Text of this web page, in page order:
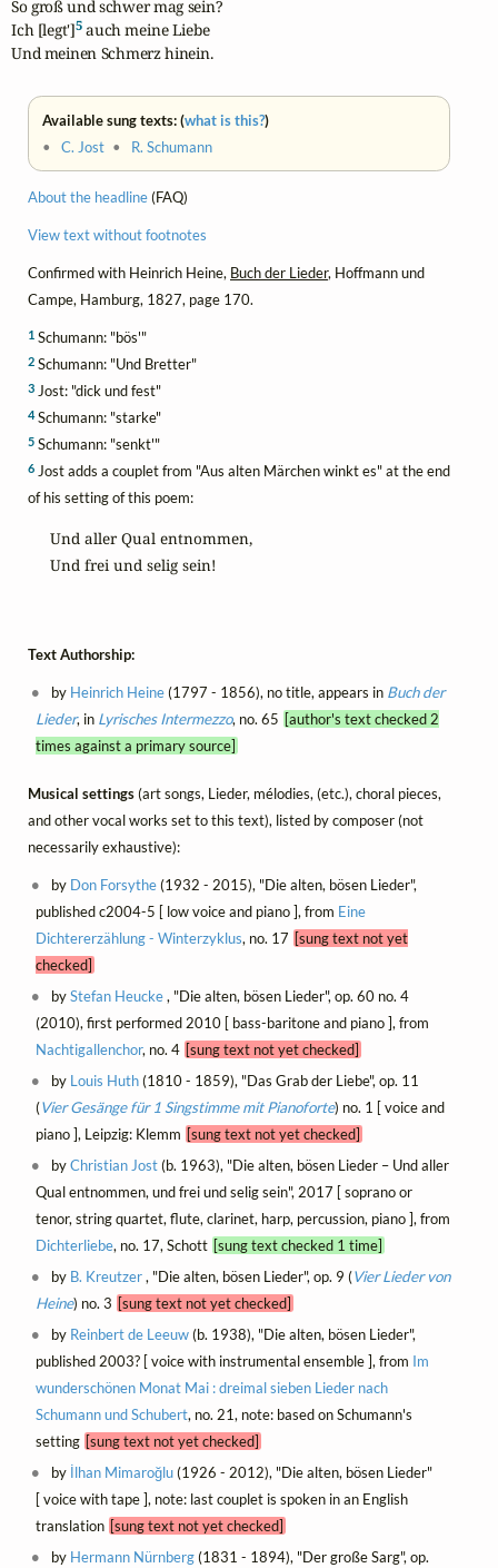
So groß und schwer mag sein?
Ich [legt']5 auch meine Liebe
Und meinen Schmerz hinein.
Available sung texts: (what is this?)
•C. Jost • R. Schumann
About the headline(FAQ)
View text without footnotes
Confirmed with Heinrich Heine, Buch der Lieder, Hoffmann und
Campe, Hamburg, 1827, page 170.
1 Schumann: "bös'"
2 Schumann: "Und Bretter"
3 Jost: "dick und fest"
4Schumann: "starke"
5 Schumann: "senkt'"
6 Jost adds a couplet from "Aus alten Märchen winkt es" at the end
of his setting of this poem:
Und aller Qual entnommen,
Und frei und selig sein!
Text Authorship:
by Heinrich Heine(1797 - 1856), no title, appears in Buch der
Lieder, in Lyrisches Intermezzo, no. 65 [author's text checked 2
times against a primary source]
Musical settings(art songs, Lieder, mélodies, (etc.), choral pieces,
and other vocal works set to this text), listed by composer (not
necessarily exhaustive):
by Don Forsythe(1932 - 2015), "Die alten, bösen Lieder",
published c2004-5 [ low voice and piano ], from Eine
Dichtererzählung - Winterzyklus, no. 17 [sung text not yet
checked]
byStefan Heucke, "Die alten, bösen Lieder", op. 60 no. 4
(2010), first performed 2010 [ bass-baritone and piano ], from
Nachtigallenchor, no. 4 [sung text not yet checked]
by Louis Huth(1810 - 1859), "Das Grab der Liebe", op. 11
(Vier Gesänge für 1 Singstimme mit Pianoforte) no. 1 [ voice and
piano ], Leipzig: Klemm [sung text not yet checked]
byChristian Jost(b. 1963), "Die alten, bösen Lieder – Und aller
Qual entnommen, und frei und selig sein", 2017 [ soprano or
tenor, string quartet, flute, clarinet, harp, percussion, piano ], from
Dichterliebe, no. 17, Schott [sung text checked 1 time]
by B. Kreutzer, "Die alten, bösen Lieder", op. 9 (Vier Lieder von
Heine) no. 3 [sung text not yet checked]
by Reinbert de Leeuw(b. 1938), "Die alten, bösen Lieder",
published 2003? [ voice with instrumental ensemble ], from Im
wunderschönen Monat Mai : dreimal sieben Lieder nach
Schumann und Schubert, no. 21, note: based on Schumann's
setting [sung text not yet checked]
by İlhan Mimaroğlu(1926 - 2012), "Die alten, bösen Lieder"
[ voice with tape ], note: last couplet is spoken in an English
translation [sung text not yet checked]
by Hermann Nürnberg(1831 - 1894), "Der große Sarg", op.